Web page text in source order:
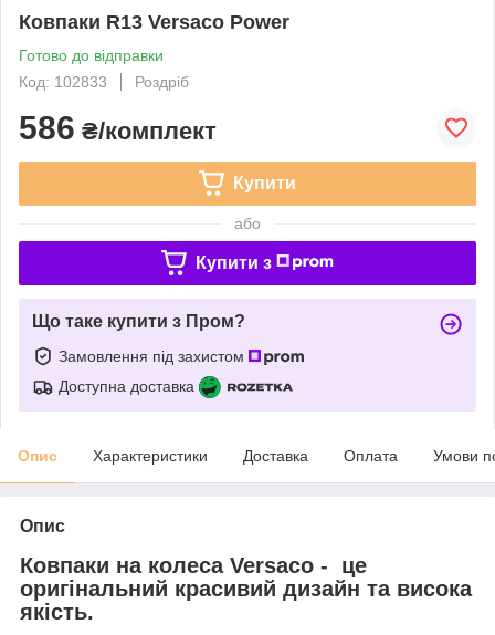
Ковпаки R13 Versaco Power
Готово до відправки
Код: 102833
Роздріб
586 ₴/комплект
Купити
або
Купити з
Що таке купити з Пром?
Замовлення під захистом
Доступна доставка
Опис Характеристики Доставка Оплата Умови
Опис
Ковпаки на колеса Versaco - це
оригінальний красивий дизайн та висока
якість.